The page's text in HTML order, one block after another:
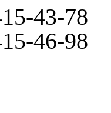
43-78
46-98